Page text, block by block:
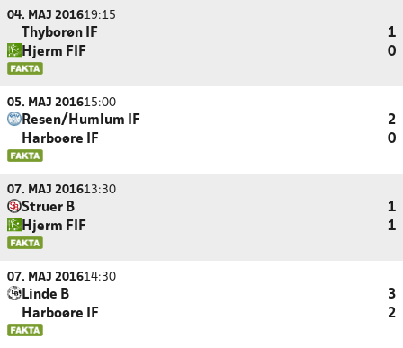
04. MAJ 201619:15
Thyborøn IF
1
Hjerm FIF
0
05. MAJ 201615:00
Resen/Humlum IF
2
Harboøre IF
0
07. MAJ 201613:30
Struer B
1
Hjerm FIF
1
07. MAJ 201614:30
Linde B
3
Harboøre IF
2